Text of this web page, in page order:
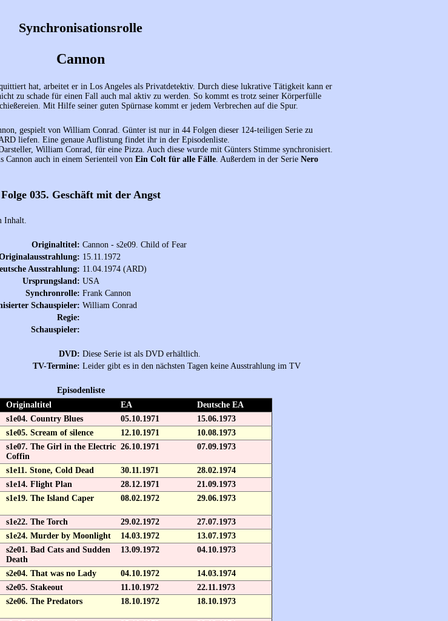
Synchronisationsrolle
Cannon
hat, arbeitet er in Los Angeles als Privatdetektiv. Durch diese lukrative Tätigkeit kann er
zu schade für einen Fall auch mal aktiv zu werden. So kommt es trotz seiner Körperfülle
Mit Hilfe seiner guten Spürnase kommt er jedem Verbrechen auf die Spur.
gespielt von William Conrad. Günter ist nur in 44 Folgen dieser 124-teiligen Serie zu
liefen. Eine genaue Auflistung findet ihr in der Episodenliste.
William Conrad, für eine Pizza. Auch diese wurde mit Günters Stimme synchronisiert.
Cannon auch in einem Serienteil von Ein Colt für alle Fälle. Außerdem in der Serie Nero
Folge 035. Geschäft mit der Angst
Inhalt.
Originaltitel: Cannon - s2e09. Child of Fear
15.11.1972
Ausstrahlung: 11.04.1974 (ARD)
Ursprungsland: USA
Synchronrolle: Frank Cannon
Schauspieler: William Conrad
Regie:
Schauspieler:
DVD: Diese Serie ist als DVD erhältlich.
TV-Termine: Leider gibt es in den nächsten Tagen keine Ausstrahlung im TV
Episodenliste
Originaltitel EA
Deutsche EA
s1e04. Country Blues 05.10.1971
15.06.1973
s1e05. Scream of silence 12.10.1971
10.08.1973
s1e07. The Girl in the Electric
Coffin
26.10.1971 07.09.1973
s1e11. Stone, Cold Dead 30.11.1971
28.02.1974
s1e14. Flight Plan 28.12.1971
21.09.1973
s1e19. The Island Caper 08.02.1972 29.06.1973
s1e22. The Torch 29.02.1972
27.07.1973
s1e24. Murder by Moonlight 14.03.1972
13.07.1973
s2e01. Bad Cats and Sudden
Death
13.09.1972 04.10.1973
s2e04. That was no Lady 04.10.1972
14.03.1974
s2e05. Stakeout 11.10.1972
22.11.1973
s2e06. The Predators 18.10.1972 18.10.1973